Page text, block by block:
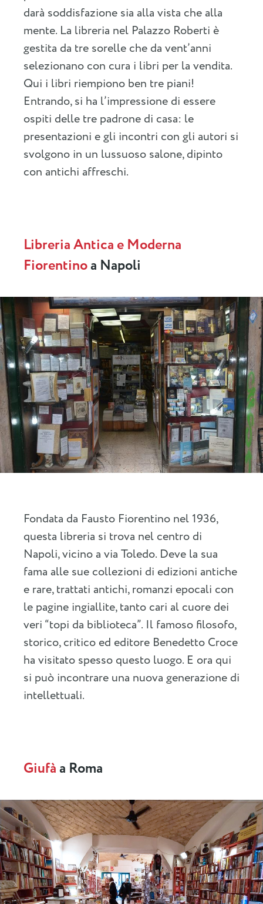
darà soddisfazione sia alla vista che alla
mente. La libreria nel Palazzo Roberti è
gestita da tre sorelle che da vent’anni
selezionano con cura i libri per la vendita.
Qui i libri riempiono ben tre piani!
Entrando, si ha l’impressione di essere
ospiti delle tre padrone di casa: le
presentazioni e gli incontri con gli autori si
svolgono in un lussuoso salone, dipinto
con antichi affreschi.
Libreria Antica e Moderna
Fiorentinoa Napoli
Fondata da Fausto Fiorentino nel 1936,
questa libreria si trova nel centro di
Napoli, vicino a via Toledo. Deve la sua
fama alle sue collezioni di edizioni antiche
e rare, trattati antichi, romanzi epocali con
le pagine ingiallite, tanto cari al cuore dei
veri “topi da biblioteca”. Il famoso filosofo,
storico, critico ed editore Benedetto Croce
ha visitato spesso questo luogo. E ora qui
si può incontrare una nuova generazione di
intellettuali.
Giufàa Roma